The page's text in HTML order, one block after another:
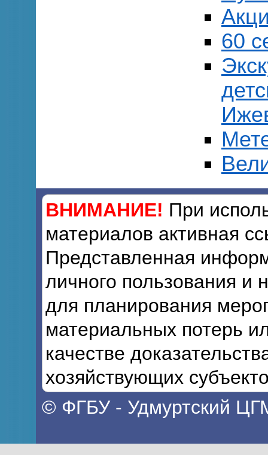
60
ВНИМАНИЕ! При
материалов активная
Представленная
личного пользования и
для планирования
материальных потерь
качестве
хозяйствующих
© ФГБУ - Удмуртский